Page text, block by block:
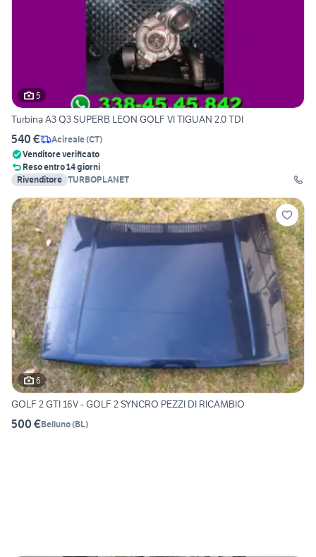
5
Turbina A3 Q3 SUPERB LEON GOLF VI TIGUAN 2.0 TDI
540 € Acireale(CT)
Venditore verificato
Reso entro 14 giorni
Rivenditore TURBOPLANET
6
GOLF 2 GTI 16V - GOLF 2 SYNCRO PEZZI DI RICAMBIO
500 €Belluno(BL)